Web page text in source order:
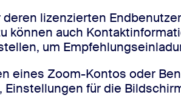
lizenzierten
können auch
um
eines Zoom-Kontos oder
für die